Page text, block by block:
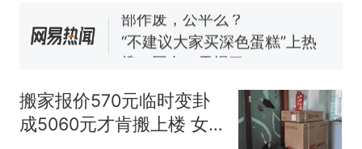
“不建议大家买深色蛋糕”上热
搜，网友：天塌了！
因老师一句“跟我回家”改写了
人生
搬家报价570元临时变卦
成5060元才肯搬上楼 女